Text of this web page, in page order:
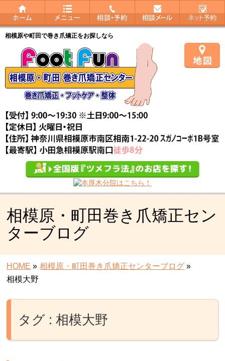
相模原や町田で巻き爪矯正をお探しなら
相模原・町田巻き爪矯正セン
ターブログ
HOME » 相模原・町田巻き爪矯正センターブログ »
相模大野
タグ : 相模大野